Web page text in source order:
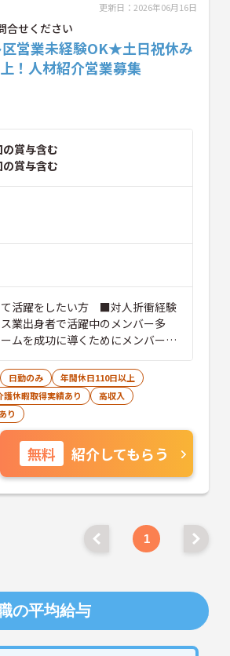
更新日：2026年06月16日
せください
営業未経験OK★土日祝休み
！人材紹介営業募集
賞与含む
賞与含む
て活躍をしたい方 ■対人折衝経験
業出身者で活躍中のメンバー多
を成功に導くためにメンバーに
られる人物像】■指示待ちではな
に移せる方■物事を柔軟に受け入
日勤のみ
年間休日110日以上
護休暇取得実績あり
高収入
り
無料 紹介してもらう
1
の平均給与